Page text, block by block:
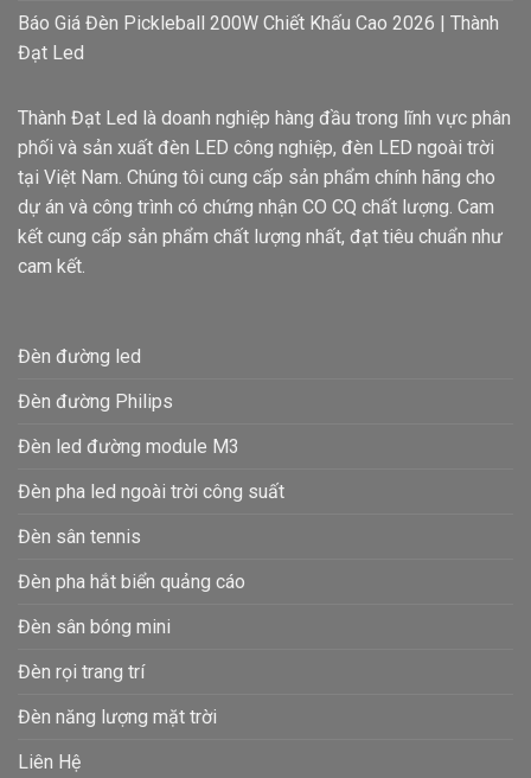
Báo Giá Đèn Pickleball 200W Chiết Khấu Cao 2026 | Thành
Đạt Led
Thành Đạt Led là doanh nghiệp hàng đầu trong lĩnh vực phân
phối và sản xuất đèn LED công nghiệp, đèn LED ngoài trời
tại Việt Nam. Chúng tôi cung cấp sản phẩm chính hãng cho
dự án và công trình có chứng nhận CO CQ chất lượng. Cam
kết cung cấp sản phẩm chất lượng nhất, đạt tiêu chuẩn như
cam kết.
Đèn đường led
Đèn đường Philips
Đèn led đường module M3
Đèn pha led ngoài trời công suất
Đèn sân tennis
Đèn pha hắt biển quảng cáo
Đèn sân bóng mini
Đèn rọi trang trí
Đèn năng lượng mặt trời
Liên Hệ